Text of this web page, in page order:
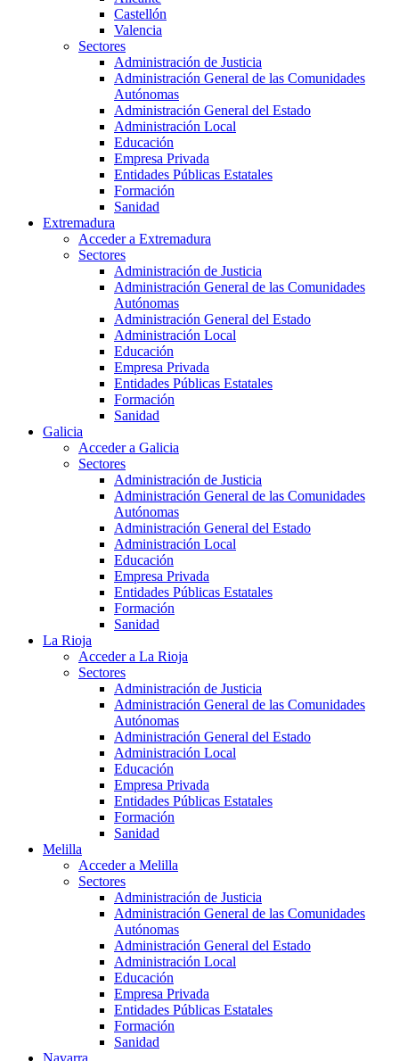
Castellón
Valencia
Sectores
Administración de Justicia
Administración General de las Comunidades
Autónomas
Administración General del Estado
Administración Local
Educación
Empresa Privada
Entidades Públicas Estatales
Formación
Sanidad
Extremadura
Acceder a Extremadura
Sectores
Administración de Justicia
Administración General de las Comunidades
Autónomas
Administración General del Estado
Administración Local
Educación
Empresa Privada
Entidades Públicas Estatales
Formación
Sanidad
Galicia
Acceder a Galicia
Sectores
Administración de Justicia
Administración General de las Comunidades
Autónomas
Administración General del Estado
Administración Local
Educación
Empresa Privada
Entidades Públicas Estatales
Formación
Sanidad
La Rioja
Acceder a La Rioja
Sectores
Administración de Justicia
Administración General de las Comunidades
Autónomas
Administración General del Estado
Administración Local
Educación
Empresa Privada
Entidades Públicas Estatales
Formación
Sanidad
Melilla
Acceder a Melilla
Sectores
Administración de Justicia
Administración General de las Comunidades
Autónomas
Administración General del Estado
Administración Local
Educación
Empresa Privada
Entidades Públicas Estatales
Formación
Sanidad